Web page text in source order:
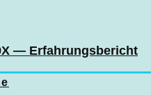
— Erfahrungsbericht